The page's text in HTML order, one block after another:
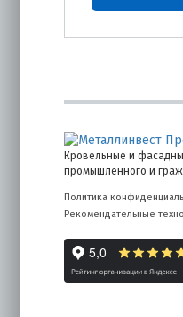
Кровельные и
промышленного и
Политика
Рекомендательные